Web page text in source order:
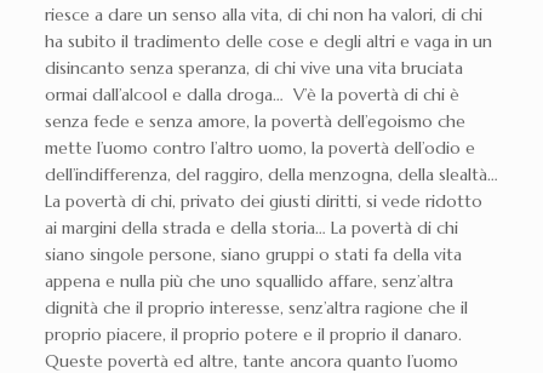
riesce a dare un senso alla vita, di chi non ha valori, di chi
ha subito il tradimento delle cose e degli altri e vaga in un
disincanto senza speranza, di chi vive una vita bruciata
ormai dall’alcool e dalla droga… V’è la povertà di chi è
senza fede e senza amore, la povertà dell’egoismo che
mette l’uomo contro l’altro uomo, la povertà dell’odio e
dell’indifferenza, del raggiro, della menzogna, della slealtà…
La povertà di chi, privato dei giusti diritti, si vede ridotto
ai margini della strada e della storia… La povertà di chi
siano singole persone, siano gruppi o stati fa della vita
appena e nulla più che uno squallido affare, senz’altra
dignità che il proprio interesse, senz’altra ragione che il
proprio piacere, il proprio potere e il proprio il danaro.
Queste povertà ed altre, tante ancora quanto l’uomo